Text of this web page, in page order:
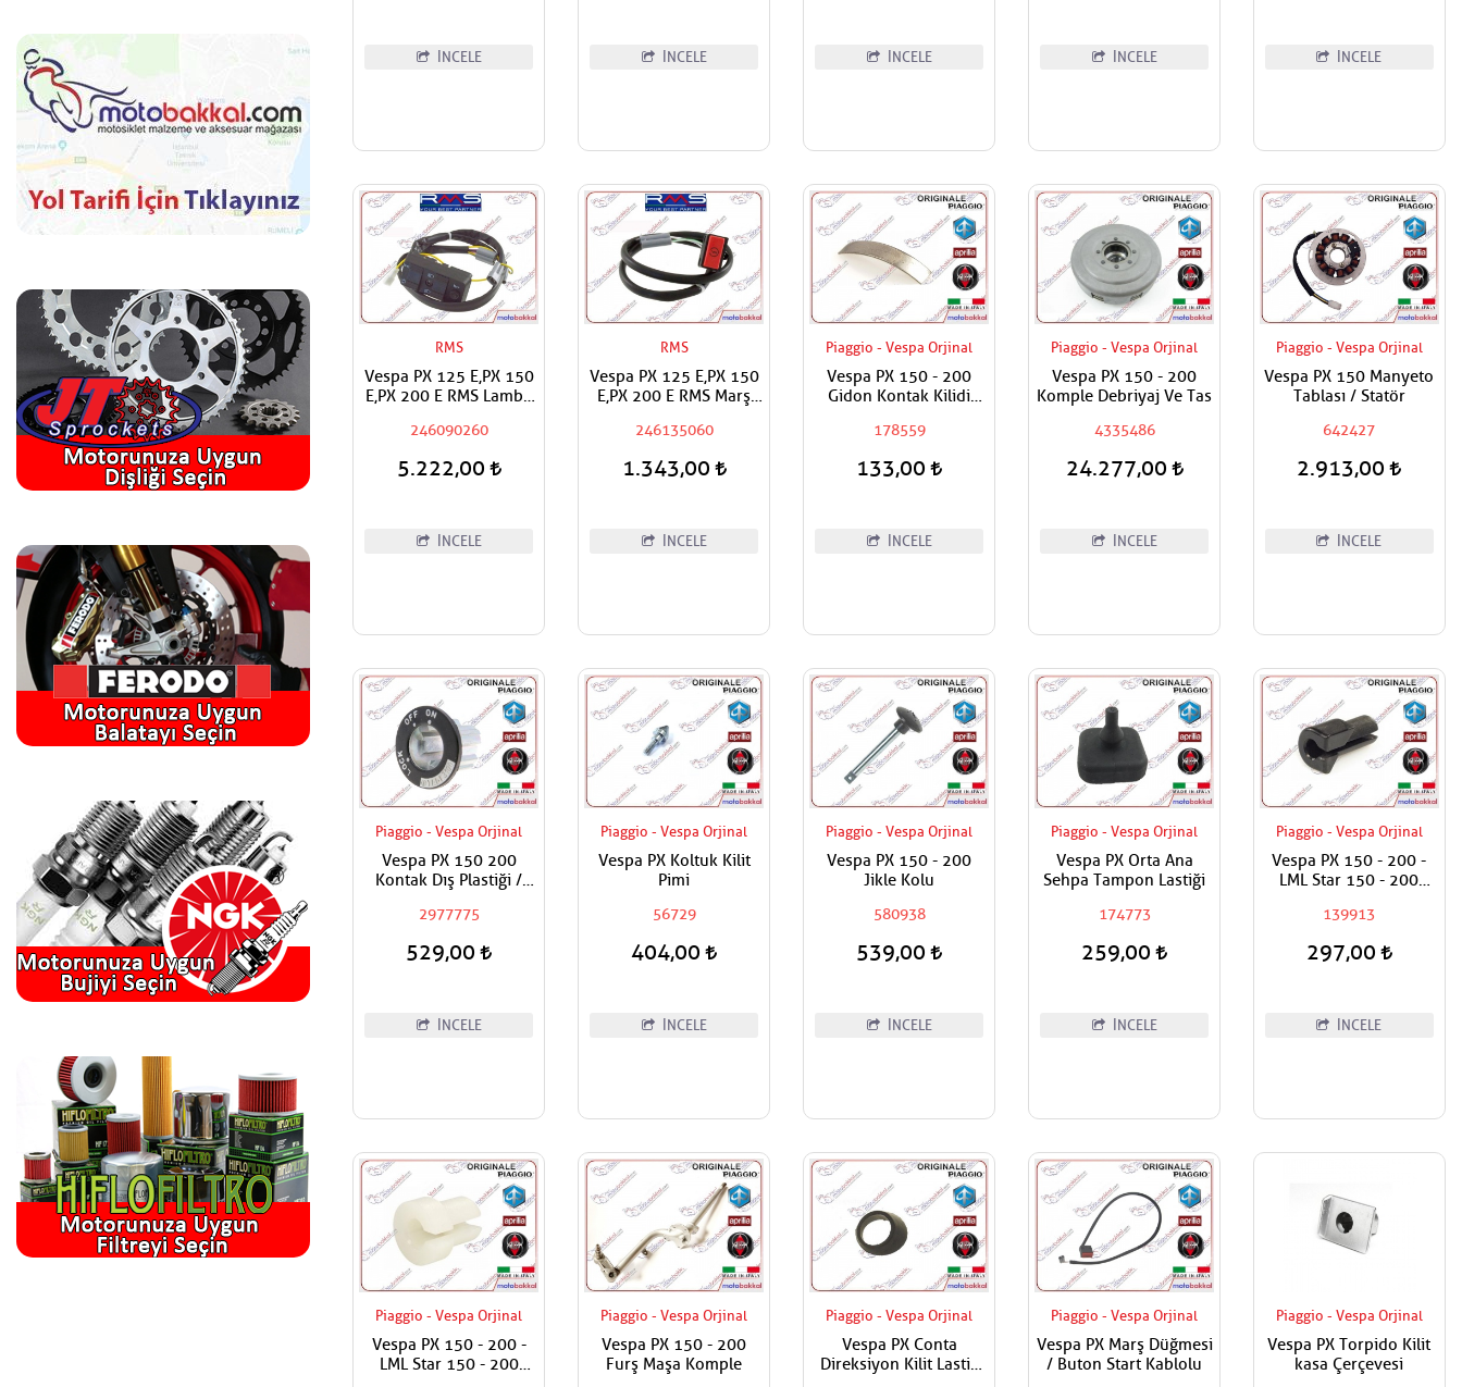
İNCELE İNCELE İNCELE İNCELE İNCELE
RMS
Vespa PX 125 E,PX 150
E,PX 200 E RMS Lamba
Düğme Buton Grubu
246090260
5.222,00
İNCELE
RMS
Vespa PX 125 E,PX 150
E,PX 200 E RMS Marş
Kablolu
246135060
1.343,00
İNCELE
Piaggio - Vespa Orjinal
Vespa PX 150 - 200
Gidon Kontak Kilidi
178559
133,00
İNCELE
Piaggio - Vespa Orjinal
Vespa PX 150 - 200
Komple Debriyaj Ve Tas
4335486
24.277,00
İNCELE
Piaggio - Vespa Orjinal
Vespa PX 150 Manyeto
Tablası / Statör
642427
2.913,00
İNCELE
Piaggio - Vespa Orjinal
Vespa PX 150 200
Kontak Dış Plastiği /
2977775
529,00
İNCELE
Piaggio - Vespa Orjinal
Vespa PX Koltuk Kilit
Pimi
56729
404,00
İNCELE
Piaggio - Vespa Orjinal
Vespa PX 150 - 200
Jikle Kolu
580938
539,00
İNCELE
Piaggio - Vespa Orjinal
Vespa PX Orta Ana
Sehpa Tampon Lastiği
174773
259,00
İNCELE
Piaggio - Vespa Orjinal
Vespa PX 150 - 200 -
LML Star 150 - 200
Dişli Üst
139913
297,00
İNCELE
Piaggio - Vespa Orjinal
Vespa PX 150 - 200 -
LML Star 150 - 200
Piaggio - Vespa Orjinal
Vespa PX 150 - 200
Furş Maşa Komple
Piaggio - Vespa Orjinal
Vespa PX Conta
Direksiyon Kilit Lastik
Piaggio - Vespa Orjinal
Vespa PX Marş Düğmesi
/ Buton Start Kablolu
Piaggio - Vespa Orjinal
Vespa PX Torpido Kilit
kasa Çerçevesi